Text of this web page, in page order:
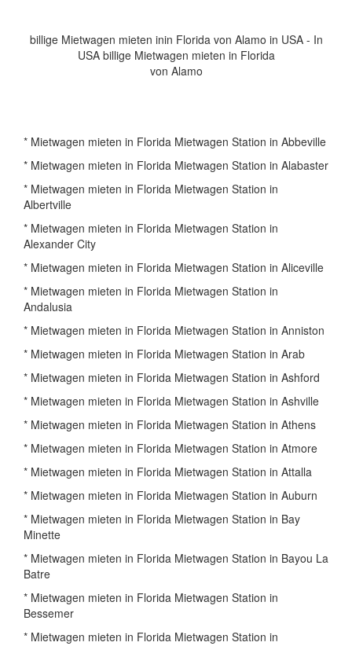
billige Mietwagen mieten inin Florida von Alamo in USA - In
USA billige Mietwagen mieten in Florida
von Alamo
* Mietwagen mieten in Florida Mietwagen Station in Abbeville
* Mietwagen mieten in Florida Mietwagen Station in Alabaster
* Mietwagen mieten in Florida Mietwagen Station in
Albertville
* Mietwagen mieten in Florida Mietwagen Station in
Alexander City
* Mietwagen mieten in Florida Mietwagen Station in Aliceville
* Mietwagen mieten in Florida Mietwagen Station in
Andalusia
* Mietwagen mieten in Florida Mietwagen Station in Anniston
* Mietwagen mieten in Florida Mietwagen Station in Arab
* Mietwagen mieten in Florida Mietwagen Station in Ashford
* Mietwagen mieten in Florida Mietwagen Station in Ashville
* Mietwagen mieten in Florida Mietwagen Station in Athens
* Mietwagen mieten in Florida Mietwagen Station in Atmore
* Mietwagen mieten in Florida Mietwagen Station in Attalla
* Mietwagen mieten in Florida Mietwagen Station in Auburn
* Mietwagen mieten in Florida Mietwagen Station in Bay
Minette
* Mietwagen mieten in Florida Mietwagen Station in Bayou La
Batre
* Mietwagen mieten in Florida Mietwagen Station in
Bessemer
* Mietwagen mieten in Florida Mietwagen Station in